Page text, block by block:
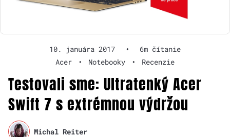
10. januára 2017 •
6m čítanie
Acer
• Notebooky • Recenzie
Testovali sme: Ultratenký Acer
Swift 7 s extrémnou výdržou
Michal Reiter